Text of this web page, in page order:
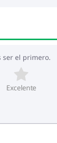
ser el primero.
Excelente